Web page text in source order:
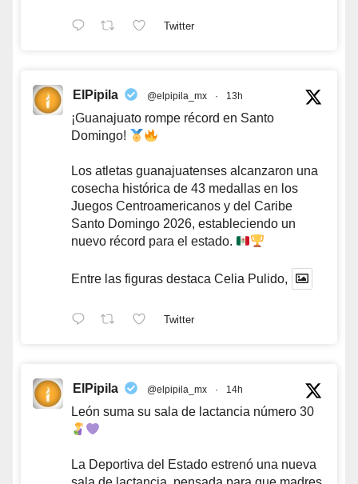
Twitter
ElPipila @elpipila_mx · 13h
¡Guanajuato rompe récord en Santo
Domingo!
Los atletas guanajuatenses alcanzaron una
cosecha histórica de 43 medallas en los
Juegos Centroamericanos y del Caribe
Santo Domingo 2026, estableciendo un
nuevo récord para el estado.
Entre las figuras destaca Celia Pulido,
Twitter
ElPipila @elpipila_mx · 14h
León suma su sala de lactancia número 30
La Deportiva del Estado estrenó una nueva